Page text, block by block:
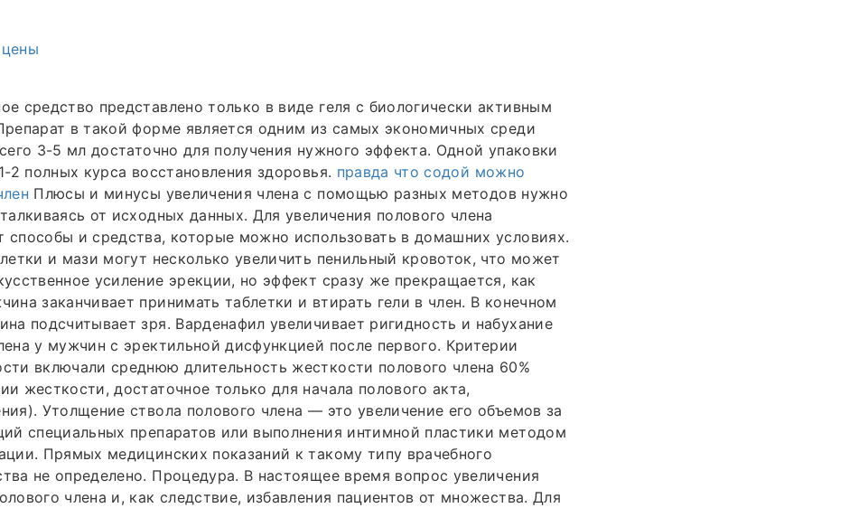
средство представлено только в виде геля с биологически активным
в такой форме является одним из самых экономичных среди
3-5 мл достаточно для получения нужного эффекта. Одной упаковки
2 полных курса восстановления здоровья. правда что содой можно
Плюсы и минусы увеличения члена с помощью разных методов нужно
от исходных данных. Для увеличения полового члена
способы и средства, которые можно использовать в домашних условиях.
и мази могут несколько увеличить пенильный кровоток, что может
усиление эрекции, но эффект сразу же прекращается, как
заканчивает принимать таблетки и втирать гели в член. В конечном
подсчитывает зря. Варденафил увеличивает ригидность и набухание
у мужчин с эректильной дисфункцией после первого. Критерии
включали среднюю длительность жесткости полового члена 60%
жесткости, достаточное только для начала полового акта,
Утолщение ствола полового члена — это увеличение его объемов за
специальных препаратов или выполнения интимной пластики методом
Прямых медицинских показаний к такому типу врачебного
не определено. Процедура. В настоящее время вопрос увеличения
члена и, как следствие, избавления пациентов от множества. Для